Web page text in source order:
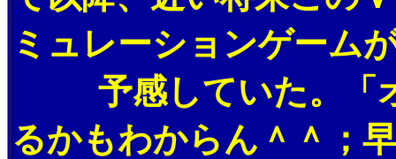
ミュレーションゲーム
予感していた。「オ
るかもわからん＾＾；